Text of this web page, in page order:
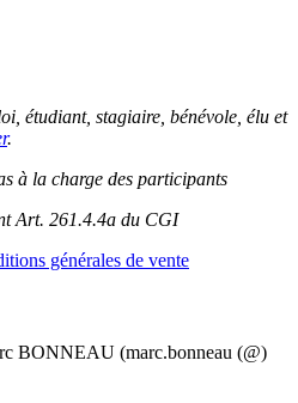
étudiant, stagiaire, bénévole, élu et
.
à la charge des participants
Art. 261.4.4a du CGI
générales de vente
BONNEAU (marc.bonneau (@)